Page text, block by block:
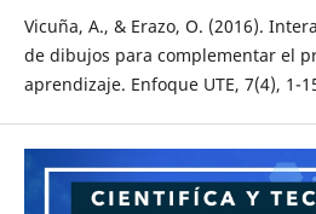
Vicuña, A., & Erazo, O. (2016).
de dibujos para complementar el
aprendizaje. Enfoque UTE, 7(4), 1-